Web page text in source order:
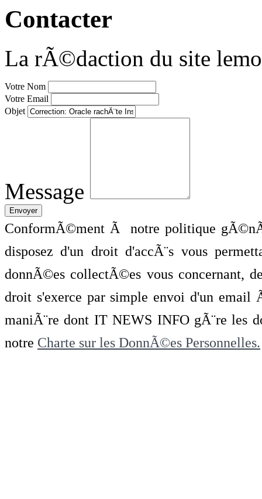
Contacter
La rÃ©daction du site
Votre Nom
Votre Email
Objet
Message
ConformÃ©ment Ã notre politique
disposez d'un droit d'accÃ¨s vous
donnÃ©es collectÃ©es vous concernant,
droit s'exerce par simple envoi d'un
maniÃ¨re dont IT NEWS INFO gÃ¨re les
notre Charte sur les DonnÃ©es Personnelles.